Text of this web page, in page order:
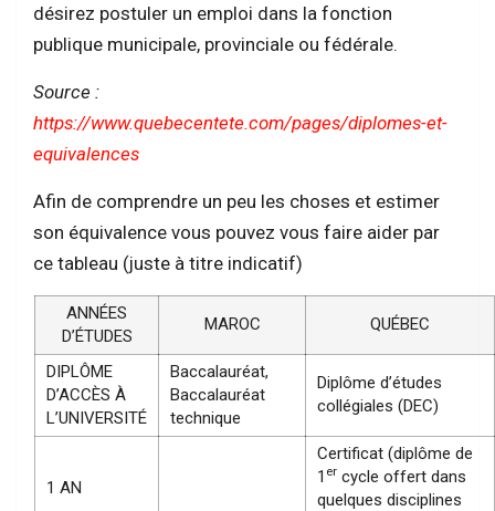
désirez postuler un emploi dans la fonction
publique municipale, provinciale ou fédérale.
Source :
https://www.quebecentete.com/pages/diplomes-et-
equivalences
Afin de comprendre un peu les choses et estimer
son équivalence vous pouvez vous faire aider par
ce tableau (juste à titre indicatif)
ANNÉES
D’ÉTUDES
MAROC QUÉBEC
DIPLÔME
D’ACCÈS À
L’UNIVERSITÉ
Baccalauréat,
Baccalauréat
technique
Diplôme d’études
collégiales (DEC)
1 AN
Certificat (diplôme de
1 er cycle offert dans
quelques disciplines